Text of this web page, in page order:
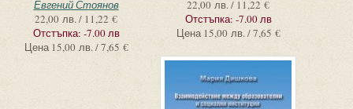
Евгений Стоянов
22,00 лв. / 11,22 €
Отстъпка: -7.00 лв
Цена 15,00 лв. / 7,65 €
22,00 лв. / 11,22 €
Отстъпка: -7.00 лв
Цена 15,00 лв. / 7,65 €